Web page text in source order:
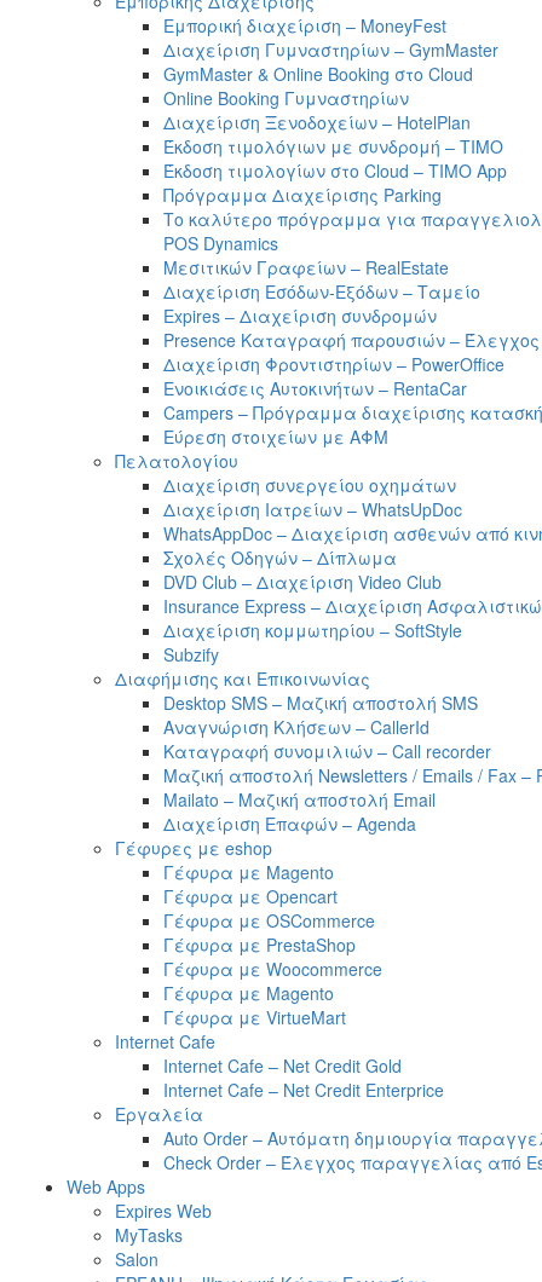
Εμπορική διαχείριση – MoneyFest
Διαχείριση Γυμναστηρίων – GymMaster
GymMaster & Online Booking στο Cloud
Online Booking Γυμναστηρίων
Διαχείριση Ξενοδοχείων – HotelPlan
Έκδοση τιμολόγιων με συνδρομή – ΤΙΜΟ
Έκδοση τιμολογίων στο Cloud – TIMO App
Πρόγραμμα Διαχείρισης Parking
Το καλύτερο πρόγραμμα για
POS Dynamics
Μεσιτικών Γραφείων – RealEstate
Διαχείριση Εσόδων-Εξόδων – Ταμείο
Expires – Διαχείριση συνδρομών
Presence Καταγραφή παρουσιών – Έλεγχος
Διαχείριση Φροντιστηρίων – PowerOffice
Ενοικιάσεις Αυτοκινήτων – RentaCar
Campers – Πρόγραμμα διαχείρισης
Εύρεση στοιχείων με ΑΦΜ
Πελατολογίου
Διαχείριση συνεργείου οχημάτων
Διαχείριση Ιατρείων – WhatsUpDoc
WhatsAppDoc – Διαχείριση ασθενών από
Σχολές Οδηγών – Δίπλωμα
DVD Club – Διαχείριση Video Club
Insurance Express – Διαχείριση
Διαχείριση κομμωτηρίου – SoftStyle
Subzify
Διαφήμισης και Επικοινωνίας
Desktop SMS – Μαζική αποστολή SMS
Αναγνώριση Κλήσεων – CallerId
Καταγραφή συνομιλιών – Call recorder
Μαζική αποστολή Newsletters / Emails / Fax –
Mailato – Μαζική αποστολή Email
Διαχείριση Επαφών – Agenda
Γέφυρες με eshop
Γέφυρα με Magento
Γέφυρα με Opencart
Γέφυρα με OSCommerce
Γέφυρα με PrestaShop
Γέφυρα με Woocommerce
Γέφυρα με Magento
Γέφυρα με VirtueMart
Internet Cafe
Internet Cafe – Net Credit Gold
Internet Cafe – Net Credit Enterprice
Εργαλεία
Auto Order – Αυτόματη δημιουργία
Check Order – Έλεγχος παραγγελίας από
Web Apps
Expires Web
MyTasks
Salon